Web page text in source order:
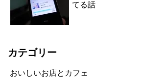
てる話
カテゴリー
おいしいお店とカフェ